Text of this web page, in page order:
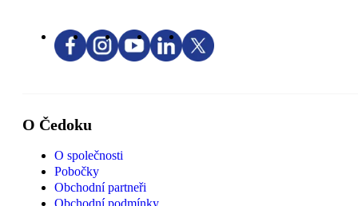
O Čedoku
O společnosti
Pobočky
Obchodní partneři